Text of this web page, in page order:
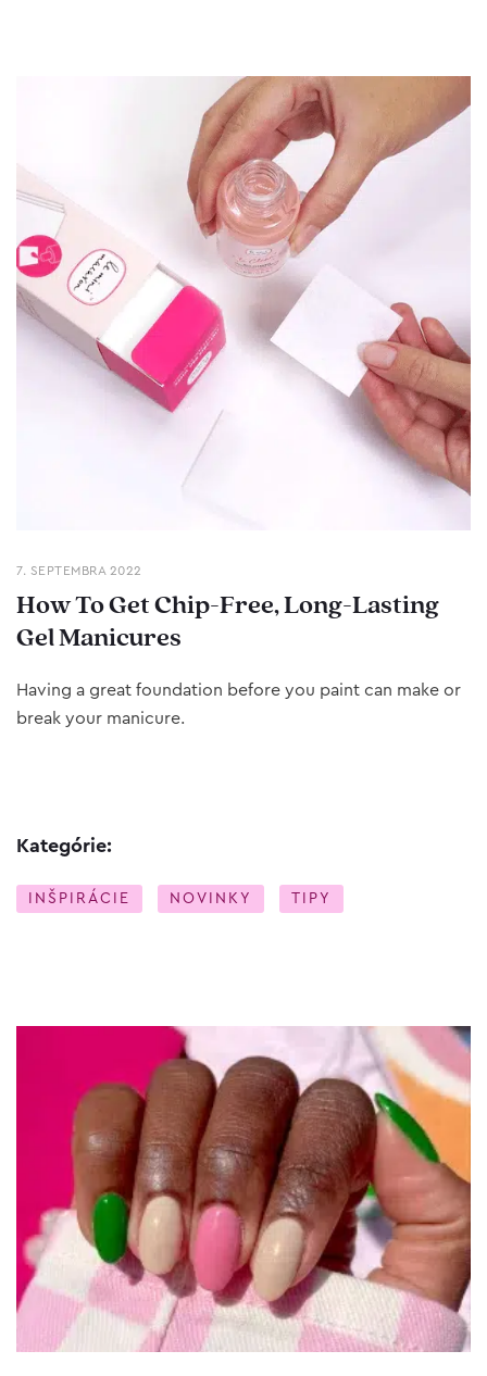
7. SEPTEMBRA 2022
How To Get Chip-Free, Long-Lasting
Gel Manicures
Having a great foundation before you paint can make or
break your manicure.
Kategórie:
INŠPIRÁCIE NOVINKY TIPY